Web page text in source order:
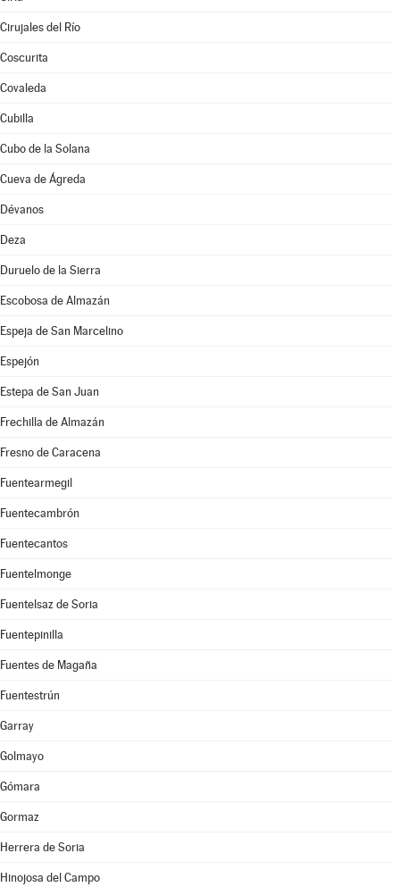
Cirujales del Río
Coscurita
Covaleda
Cubilla
Cubo de la Solana
Cueva de Ágreda
Dévanos
Deza
Duruelo de la Sierra
Escobosa de Almazán
Espeja de San Marcelino
Espejón
Estepa de San Juan
Frechilla de Almazán
Fresno de Caracena
Fuentearmegil
Fuentecambrón
Fuentecantos
Fuentelmonge
Fuentelsaz de Soria
Fuentepinilla
Fuentes de Magaña
Fuentestrún
Garray
Golmayo
Gómara
Gormaz
Herrera de Soria
Hinojosa del Campo